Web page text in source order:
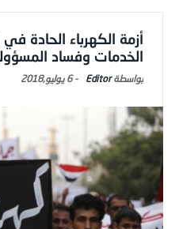
أزمة الكهرباء الحادة
الخدمات وفساد
Editor
-6 يوليو,2018